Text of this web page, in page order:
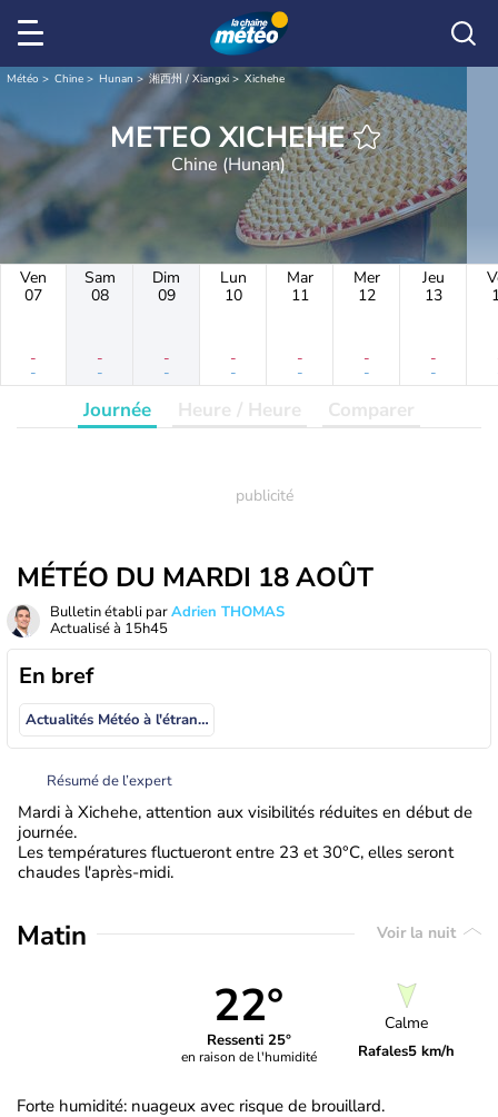
Météo Chine Hunan 湘西州 / Xiangxi Xichehe
METEO XICHEHE
Chine (Hunan)
Ven
07
-
-
Sam
08
-
-
Dim
09
-
-
Lun
10
-
-
Mar
11
-
-
Mer
12
-
-
Jeu
13
-
-
Journée Heure / Heure Comparer
MÉTÉO DU MARDI 18 AOÛT
Bulletin établi parAdrien THOMAS
Actualisé à 15h45
En bref
Actualités Météo à l'étranger
Résumé de l’expert
Mardi à Xichehe, attention aux visibilités réduites en début de
journée.
Les températures fluctueront entre 23 et 30°C, elles seront
chaudes l'après-midi.
Matin Voir la nuit
22°
Ressenti 25°
en raison de l'humidité
Calme
Rafales5 km/h
Forte humidité: nuageux avec risque de brouillard.